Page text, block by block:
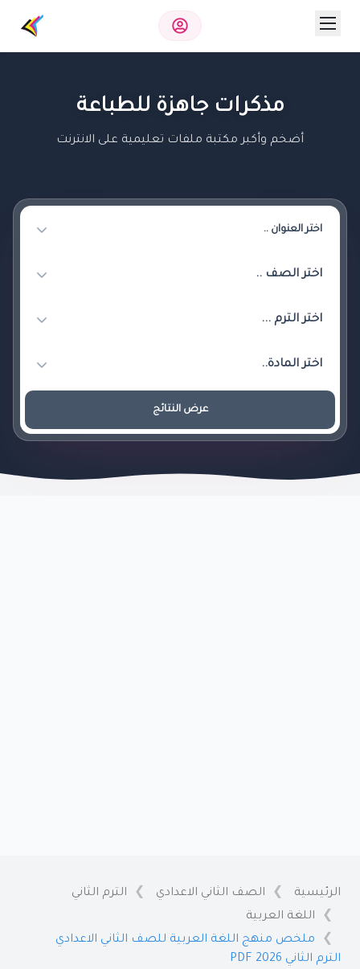
مذكرات جاهزة للطباعة
أضخم وأكبر مكتبة ملفات تعليمية على الانترنت
عرض النتائج
الرئيسية الصف الثاني الاعدادي
الترم الثاني
اللغة العربية
ملخص منهج اللغة العربية للصف الثاني الاعدادي
الترم الثاني 2026 PDF